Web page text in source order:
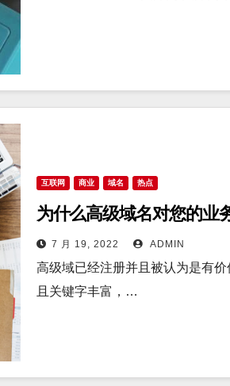
互联网 商业 域名 热点
为什么高级域名对您的业
7 月 19, 2022 ADMIN
高级域已经注册并且被认为是有
且关键字丰富，…